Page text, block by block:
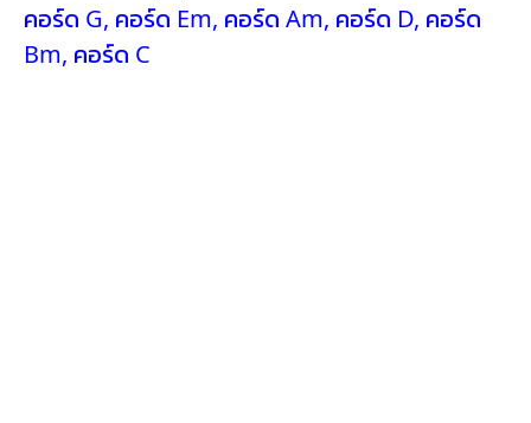
คอร์ด G, คอร์ด Em, คอร์ด Am, คอร์ด D, คอร์ด
Bm, คอร์ด C